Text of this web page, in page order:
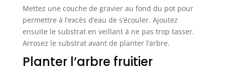
Mettez une couche de gravier au fond du pot pour
permettre à l’excès d’eau de s’écouler. Ajoutez
ensuite le substrat en veillant à ne pas trop tasser.
Arrosez le substrat avant de planter l’arbre.
Planter l’arbre fruitier